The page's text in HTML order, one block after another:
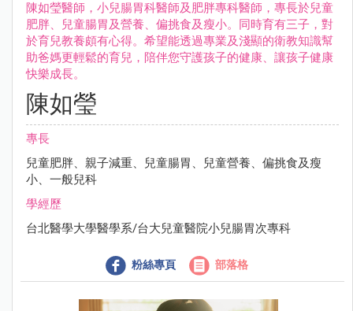
陳如瑩醫師，小兒腸胃科醫師及肥胖專科醫師，專長於兒童
肥胖、兒童腸胃及營養、偏挑食及瘦小。同時育有三子，對
於育兒教養頗有心得。希望能透過專業及淺顯的衛教知識幫
助爸媽更輕鬆的育兒，陪伴您守護孩子的健康、讓孩子健康
快樂成長。
陳如瑩
專長
兒童肥胖、親子減重、兒童腸胃、兒童營養、偏挑食及瘦
小、一般兒科
學經歷
台北醫學大學醫學系/台大兒童醫院小兒腸胃次專科
粉絲專頁 部落格